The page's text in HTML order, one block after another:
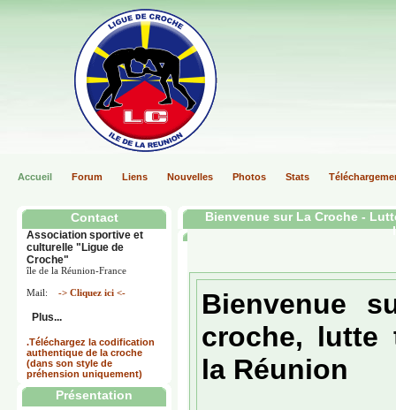
Accueil Forum Liens Nouvelles Photos Stats
Contact
Association sportive et
culturelle "Ligue de
Croche"
île de la Réunion-France
Mail: -> Cliquez ici <-
Plus...
.Téléchargez la codification
authentique de la croche
(dans son style de
préhension uniquement)
Présentation
Bienvenue sur La Croche -
Bienvenue
croche, lutte
la Réunion